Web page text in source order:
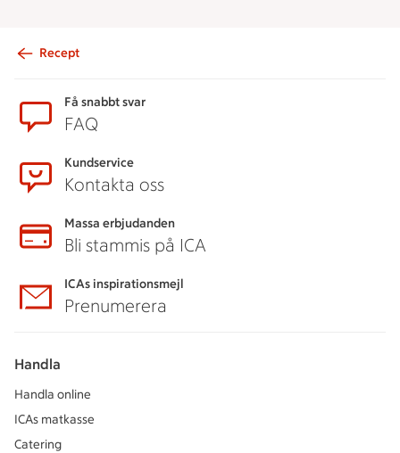
Recept
Få snabbt svar
FAQ
Kundservice
Kontakta oss
Massa erbjudanden
Bli stammis på ICA
ICAs inspirationsmejl
Prenumerera
Handla
Handla online
ICAs matkasse
Catering